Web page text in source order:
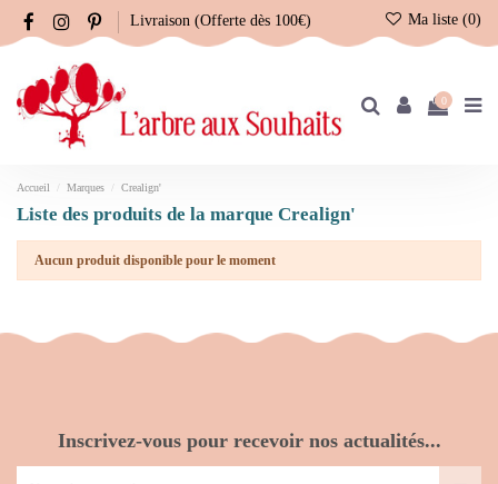
Livraison (Offerte dès 100€) Ma liste (0)
0
Accueil Marques Crealign'
Liste des produits de la marque Crealign'
Aucun produit disponible pour le moment
Inscrivez-vous pour recevoir nos actualités...